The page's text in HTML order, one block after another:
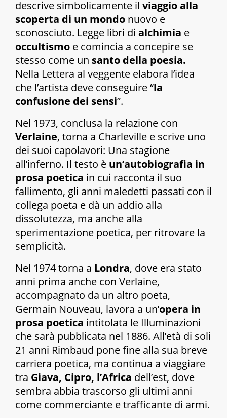
descrive simbolicamente il viaggio alla
scoperta di un mondo nuovo e
sconosciuto. Legge libri di alchimia e
occultismo e comincia a concepire se
stesso come un santo della poesia.
Nella Lettera al veggente elabora l’idea
che l’artista deve conseguire “la
confusione dei sensi”.
Nel 1973, conclusa la relazione con
Verlaine, torna a Charleville e scrive uno
dei suoi capolavori: Una stagione
all’inferno. Il testo è un’autobiografia in
prosa poetica in cui racconta il suo
fallimento, gli anni maledetti passati con il
collega poeta e dà un addio alla
dissolutezza, ma anche alla
sperimentazione poetica, per ritrovare la
semplicità.
Nel 1974 torna a Londra, dove era stato
anni prima anche con Verlaine,
accompagnato da un altro poeta,
Germain Nouveau, lavora a un’opera in
prosa poetica intitolata le Illuminazioni
che sarà pubblicata nel 1886. All’età di soli
21 anni Rimbaud pone fine alla sua breve
carriera poetica, ma continua a viaggiare
tra Giava, Cipro, l’Africa dell’est, dove
sembra abbia trascorso gli ultimi anni
come commerciante e trafficante di armi.